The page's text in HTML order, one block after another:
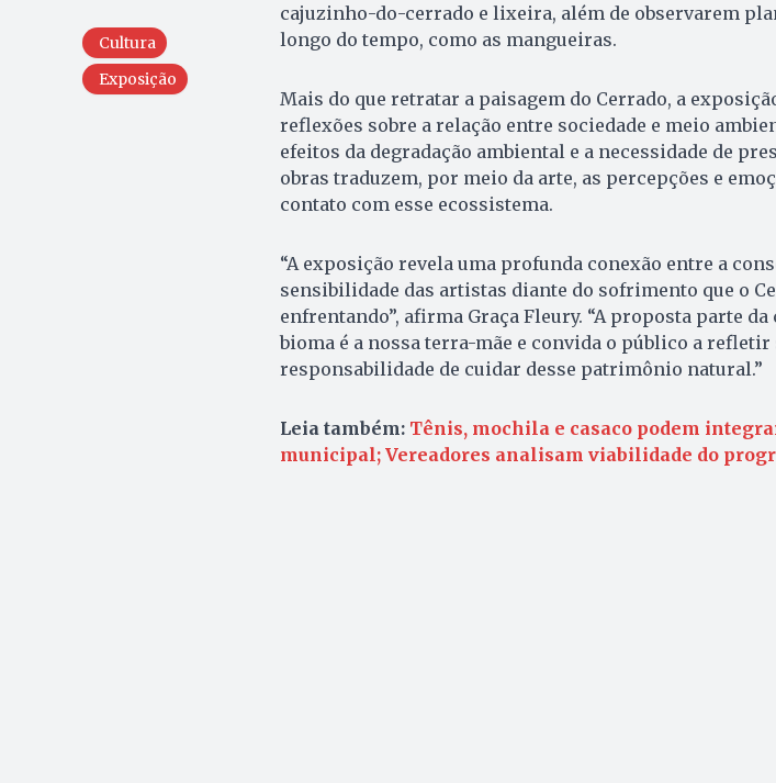
Cultura
Exposição
cajuzinho-do-cerrado e lixeira, além de observarem
longo do tempo, como as mangueiras.
Mais do que retratar a paisagem do Cerrado, a
reflexões sobre a relação entre sociedade e meio
efeitos da degradação ambiental e a necessidade de
obras traduzem, por meio da arte, as percepções e
contato com esse ecossistema.
“A exposição revela uma profunda conexão entre a
sensibilidade das artistas diante do sofrimento que o
enfrentando”, afirma Graça Fleury. “A proposta parte da
bioma é a nossa terra-mãe e convida o público a refletir
responsabilidade de cuidar desse patrimônio natural.”
Leia também: Tênis, mochila e casaco podem
municipal; Vereadores analisam viabilidade do